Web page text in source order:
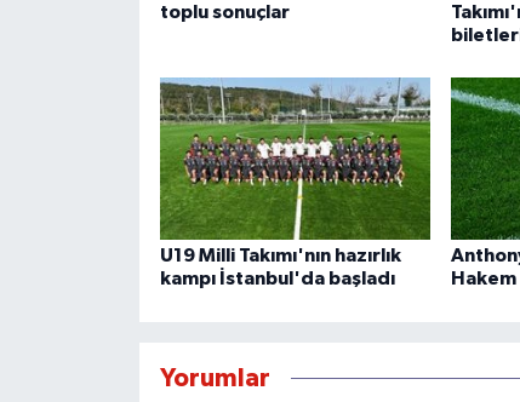
toplu sonuçlar
U19 Milli Takımı'nın hazırlık
kampı İstanbul'da başladı
Yorumlar